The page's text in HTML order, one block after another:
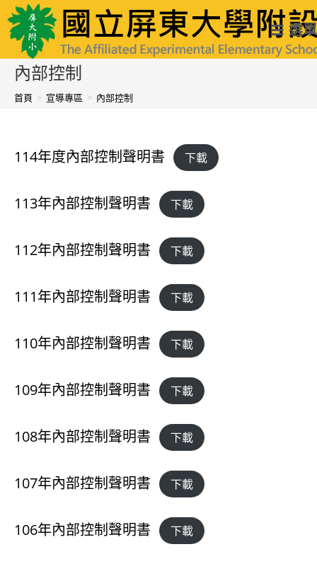
跳
轉
至
國立屏東大學附設實驗國民小學 選單
內部控制
首頁 > 宣導專區 > 內部控制
114年度內部控制聲明書 下載
113年內部控制聲明書 下載
112年內部控制聲明書 下載
111年內部控制聲明書 下載
110年內部控制聲明書 下載
109年內部控制聲明書 下載
108年內部控制聲明書 下載
107年內部控制聲明書 下載
106年內部控制聲明書 下載